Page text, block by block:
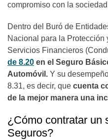
compromiso con la
Dentro del Buró de
Nacional para la
Servicios Financieros
de 8.20 en el Seguro
Automóvil. Y su
8.31, es decir, que cuenta
de la mejor manera una
¿Cómo contratar un
Seguros?